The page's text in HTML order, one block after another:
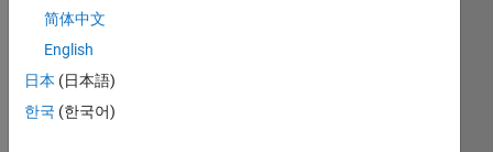
。
添
写
真
简体中文
English
日本 (日本語)
한국 (한국어)